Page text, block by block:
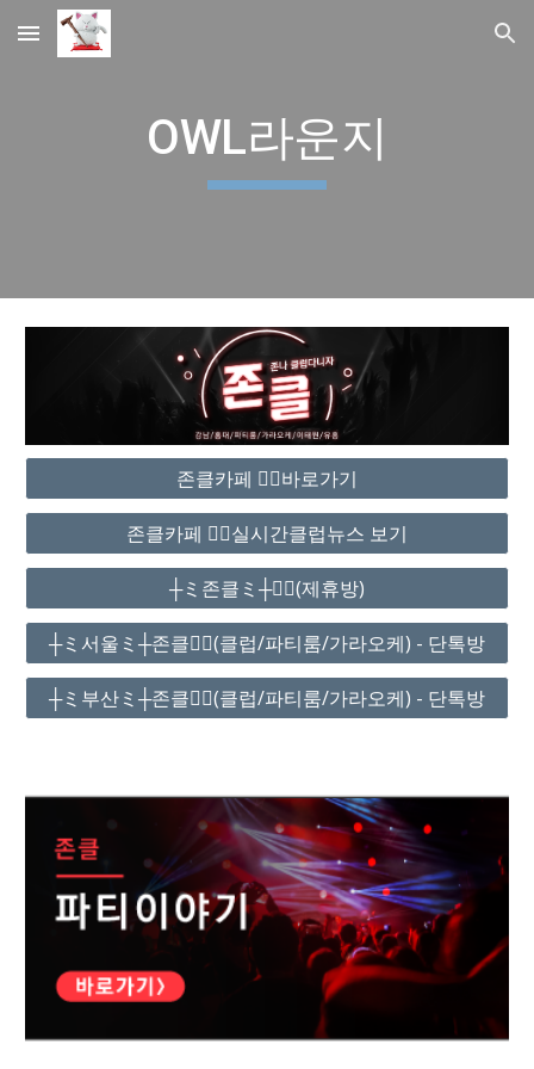
Skip to main content Skip to navigation
OWL라운지
존클카페 ❤️‍🔥바로가기
존클카페 ❤️‍🔥실시간클럽뉴스 보기
┼ミ존클ミ┼❤️‍🔥(제휴방)
┼ミ서울ミ┼존클❤️‍🔥(클럽/파티룸/가라오케) - 단톡방
┼ミ부산ミ┼존클❤️‍🔥(클럽/파티룸/가라오케) - 단톡방